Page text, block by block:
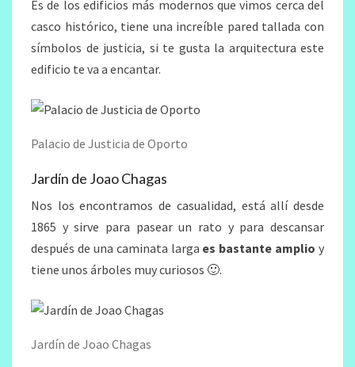
Es de los edificios más modernos que vimos cerca del
casco histórico, tiene una increíble pared tallada con
símbolos de justicia, si te gusta la arquitectura este
edificio te va a encantar.
Palacio de Justicia de Oporto
Jardín de Joao Chagas
Nos los encontramos de casualidad, está allí desde
1865 y sirve para pasear un rato y para descansar
después de una caminata larga es bastante amplio y
tiene unos árboles muy curiosos 🙂.
Jardín de Joao Chagas